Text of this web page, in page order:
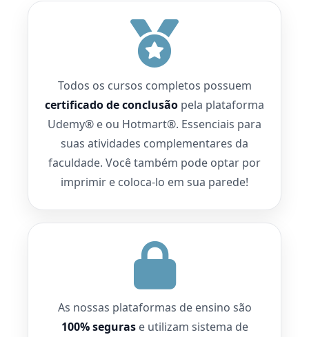
Todos os cursos completos possuem
certificado de conclusão pela plataforma
Udemy® e ou Hotmart®. Essenciais para
suas atividades complementares da
faculdade. Você também pode optar por
imprimir e coloca-lo em sua parede!
As nossas plataformas de ensino são
100% segurase utilizam sistema de